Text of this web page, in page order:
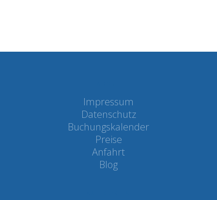
Impressum
Datenschutz
Buchungskalender
Preise
Anfahrt
Blog